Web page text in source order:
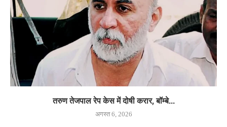
तरुण तेजपाल रेप केस में दोषी करार, बॉम्बे...
अगस्त 6, 2026